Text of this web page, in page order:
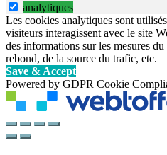
analytiques
Les cookies analytiques sont
visiteurs interagissent avec le site
des informations sur les mesures
rebond, de la source du trafic, etc.
Save & Accept
Powered by GDPR Cookie